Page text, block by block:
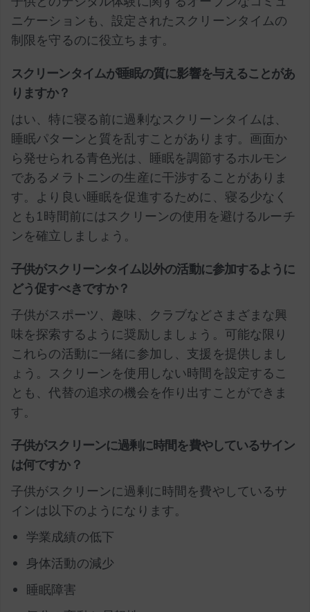
ニケーションも、設定されたスクリーンタイムの
制限を守るのに役立ちます。
スクリーンタイムが睡眠の質に影響を与えることがあ
りますか？
はい、特に寝る前に過剰なスクリーンタイムは、
睡眠パターンと質を乱すことがあります。画面か
ら発せられる青色光は、睡眠を調節するホルモン
であるメラトニンの生産に干渉することがありま
す。より良い睡眠を促進するために、寝る少なく
とも1時間前にはスクリーンの使用を避けるルーチ
ンを確立しましょう。
子供がスクリーンタイム以外の活動に参加するように
どう促すべきですか？
子供がスポーツ、趣味、クラブなどさまざまな興
味を探索するように奨励しましょう。可能な限り
これらの活動に一緒に参加し、支援を提供しまし
ょう。スクリーンを使用しない時間を設定するこ
とも、代替の追求の機会を作り出すことができま
す。
子供がスクリーンに過剰に時間を費やしているサイン
は何ですか？
子供がスクリーンに過剰に時間を費やしているサ
インは以下のようになります。
学業成績の低下
身体活動の減少
睡眠障害